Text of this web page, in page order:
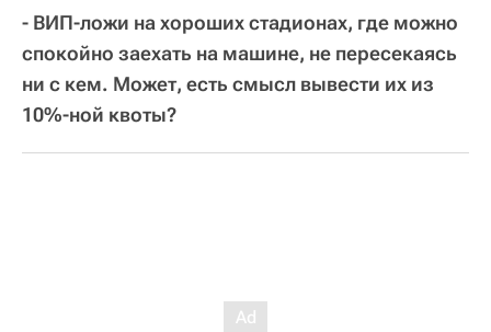
- ВИП-ложи на хороших стадионах, где можно
спокойно заехать на машине, не пересекаясь
ни с кем. Может, есть смысл вывести их из
10%-ной квоты?